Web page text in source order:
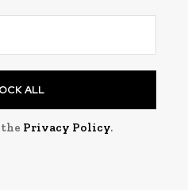
ALL
Privacy Policy.